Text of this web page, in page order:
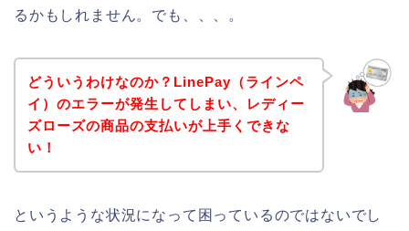
るかもしれません。でも、、、。
どういうわけなのか？LinePay（ラインペ
イ）のエラーが発生してしまい、レディー
ズローズの商品の支払いが上手くできな
い！
というような状況になって困っているのではないでし